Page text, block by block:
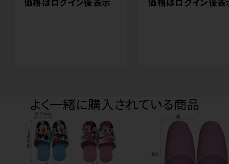
よく一緒に購入されている商品